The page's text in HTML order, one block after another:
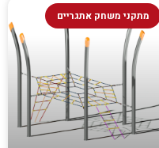
מתקני משחק אתגריים